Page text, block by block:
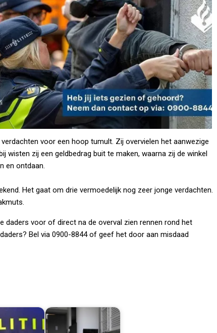
voor een hoop tumult. Zij overvielen het aanwezige
wisten zij een geldbedrag buit te maken, waarna zij de winkel
en ontdaan.
Het gaat om drie vermoedelijk nog zeer jonge verdachten.
daders voor of direct na de overval zien rennen rond het
Bel via 0900-8844 of geef het door aan misdaad